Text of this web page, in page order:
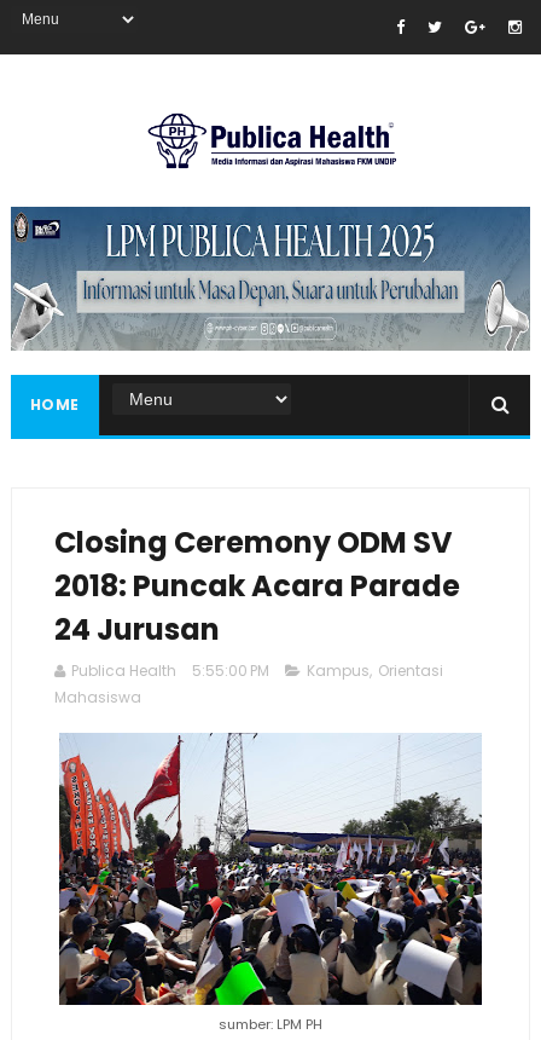
Masukkan iklan disini!
HOME
Closing Ceremony ODM SV
2018: Puncak Acara Parade
24 Jurusan
Publica Health 5:55:00 PM Kampus, Orientasi
Mahasiswa
sumber: LPM PH